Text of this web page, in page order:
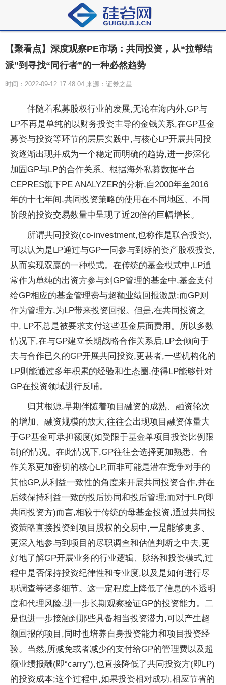
【聚看点】深度观察PE市场：共同投资，从“拉帮结
派”到寻找“同行者”的一种必然趋势
时间：2022-09-12 17:48:04 来源：证券之星
伴随着私募股权行业的发展,无论在海内外,GP与
LP不再是单纯的以财务投资主导的金钱关系,在GP基金
募资与投资等环节的层层实践中,与核心LP开展共同投
资逐渐出现并成为一个稳定而明确的趋势,进一步深化
加固GP与LP的合作关系。根据海外私募数据平台
CEPRES旗下PE ANALYZER的分析,自2000年至2016
年的十七年间,共同投资策略的使用在不同地区、不同
阶段的投资交易数量中呈现了近20倍的巨幅增长。
所谓共同投资(co-investment,也称作是联合投资),
可以认为是LP通过与GP一同参与到标的资产股权投资,
从而实现双赢的一种模式。在传统的基金模式中,LP通
常作为单纯的出资方参与到GP管理的基金中,基金支付
给GP相应的基金管理费与超额业绩回报激励;而GP则
作为管理方,为LP带来投资回报。但是,在共同投资之
中, LP不总是被要求支付这些基金层面费用。所以多数
情况下,在与GP建立长期战略合作关系后,LP会倾向于
去与合作已久的GP开展共同投资,更甚者,一些机构化的
LP则能通过多年积累的经验和生态圈,使得LP能够针对
GP在投资领域进行反哺。
归其根源,早期伴随着项目融资的成熟、融资轮次
的增加、融资规模的放大,往往会出现项目融资体量大
于GP基金可承担额度(如受限于基金单项目投资比例限
制)的情况。在此情况下,GP往往会选择更加熟悉、合
作关系更加密切的核心LP,而非可能是潜在竞争对手的
其他GP,从利益一致性的角度来开展共同投资合作,并在
后续保持利益一致的投后协同和投后管理;而对于LP(即
共同投资方)而言,相较于传统的母基金投资,通过共同投
资策略直接投资到项目股权的交易中,一是能够更多、
更深入地参与到项目的尽职调查和估值判断之中去,更
好地了解GP开展业务的行业逻辑、脉络和投资模式,过
程中是否保持投资纪律性和专业度,以及是如何进行尽
职调查等诸多细节。这一定程度上降低了信息的不透明
度和代理风险,进一步长期观察验证GP的投资能力。二
是也进一步接触到那些具备相当投资潜力,可以产生超
额回报的项目,同时也培养自身投资能力和项目投资经
验。当然,所减免或者减少的支付给GP的管理费以及超
额业绩报酬(即“carry”),也直接降低了共同投资方(即LP)
的投资成本;这个过程中,如果投资相对成功,相应节省的